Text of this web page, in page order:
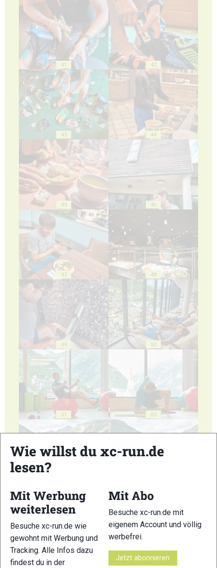
41 42
43 44
45 46
47 48
49 50
51 52
55 56
Wie willst du xc-run.de
lesen?
Mit Werbung
weiterlesen
Besuche xc-run.de wie
gewohnt mit Werbung und
Tracking. Alle Infos dazu
findest du in der
Mit Abo
Besuche xc-run.de mit
eigenem Account und völlig
werbefrei.
Jetzt abonnieren